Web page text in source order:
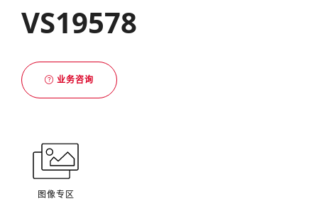
VS19578
业务咨询
图像专区